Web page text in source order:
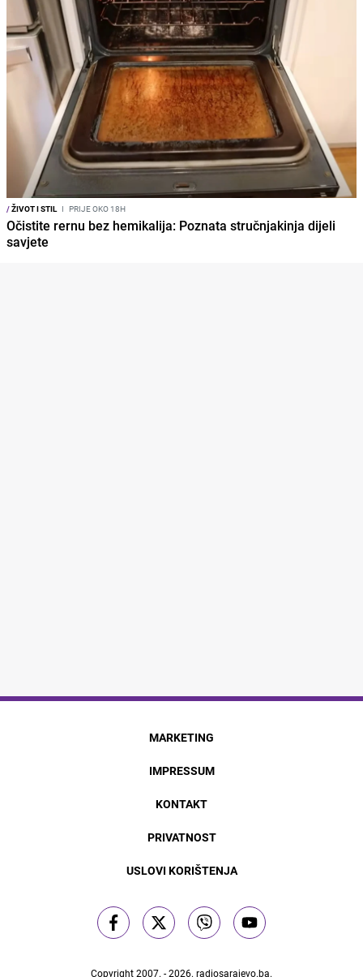
/ŽIVOT I STIL I PRIJE OKO 18H
Očistite rernu bez hemikalija: Poznata stručnjakinja dijeli
savjete
MARKETING
IMPRESSUM
KONTAKT
PRIVATNOST
USLOVI KORIŠTENJA
Copyright 2007. - 2026. radiosarajevo.ba.